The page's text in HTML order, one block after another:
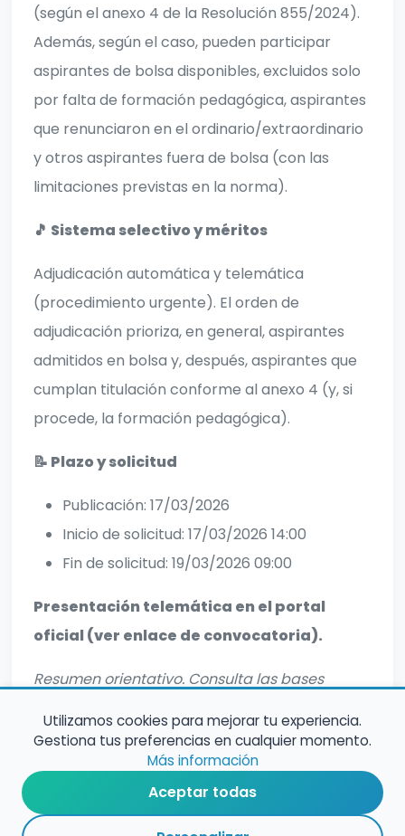
(según el anexo 4 de la Resolución 855/2024).
Además, según el caso, pueden participar
aspirantes de bolsa disponibles, excluidos solo
por falta de formación pedagógica, aspirantes
que renunciaron en el ordinario/extraordinario
y otros aspirantes fuera de bolsa (con las
limitaciones previstas en la norma).
🎵 Sistema selectivo y méritos
Adjudicación automática y telemática
(procedimiento urgente). El orden de
adjudicación prioriza, en general, aspirantes
admitidos en bolsa y, después, aspirantes que
cumplan titulación conforme al anexo 4 (y, si
procede, la formación pedagógica).
📝 Plazo y solicitud
Publicación: 17/03/2026
Inicio de solicitud: 17/03/2026 14:00
Fin de solicitud: 19/03/2026 09:00
Presentación telemática en el portal
oficial (ver enlace de convocatoria).
Resumen orientativo. Consulta las bases
Utilizamos cookies para mejorar tu experiencia.
Gestiona tus preferencias en cualquier momento.
Más información
Aceptar todas